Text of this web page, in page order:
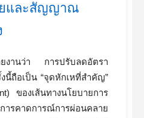
ยและสัญญาณ
านว่า การปรับลดอัตรา
นี้ถือเป็น “จุดหักเหที่สำคัญ”
ของเส้นทางนโยบายการ
รคาดการณ์การผ่อนคลาย